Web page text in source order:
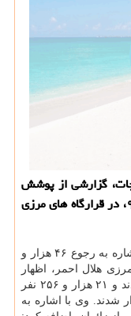
گزارشی از پوشش
امدادی اربعین حسینی، از ۲۱ مهر ۶ آبان ۹۷، در قرارگاه های مرزی
شاهین فتحی، در گفتگو با خبرنگار مهر، با اشاره به رجوع ۴۶ هزار و
مرزی هلال احمر، اظهار
داشت: ۱۹۹ نفر به مراكز درمانی منتقل شدند و ۲۱ هزار و ۲۵۶ نفر
شدند. وی با اشاره به